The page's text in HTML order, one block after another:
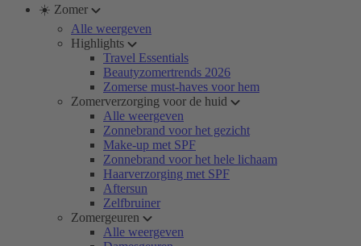
☀️ Zomer
Alle weergeven
Highlights
Travel Essentials
Beautyzomertrends 2026
Zomerse must-haves voor hem
Zomerverzorging voor de huid
Alle weergeven
Zonnebrand voor het gezicht
Make-up met SPF
Zonnebrand voor het hele lichaam
Haarverzorging met SPF
Aftersun
Zelfbruiner
Zomergeuren
Alle weergeven